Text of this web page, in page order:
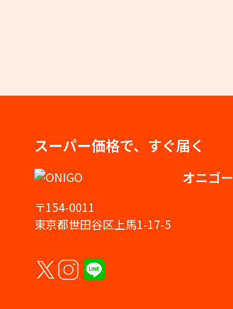
スーパー価格で、すぐ届く
オニゴー
〒154-0011
東京都世田谷区上馬1-17-5